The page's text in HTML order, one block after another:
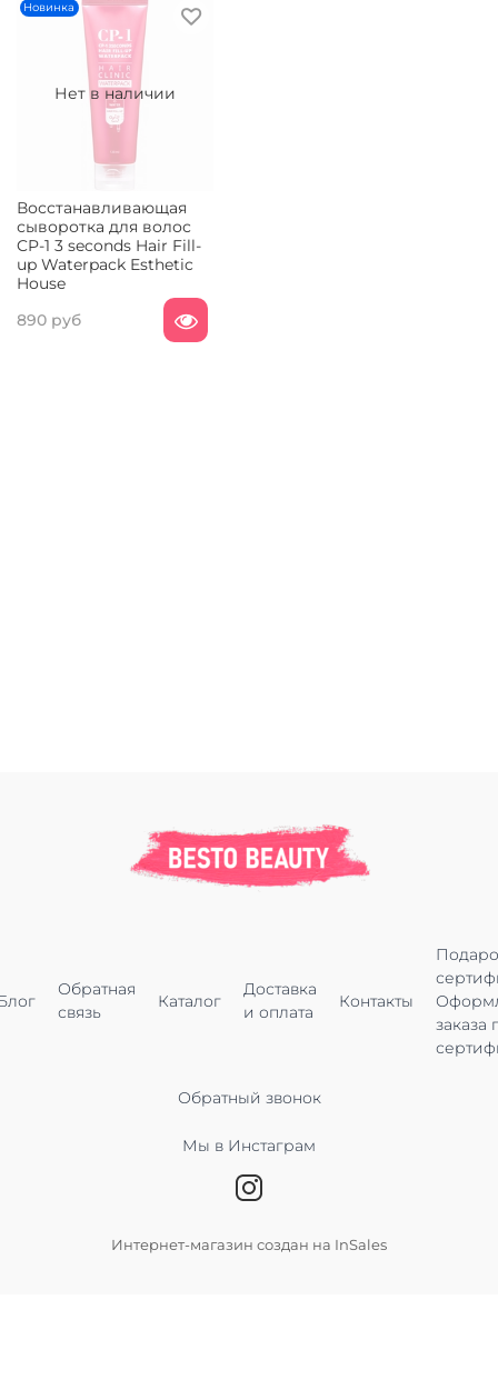
Нет в наличии
Новинка
Восстанавливающая
сыворотка для волос
CP-1 3 seconds Hair Fill-
up Waterpack Esthetic
House
890 руб
Обратная
связь
Каталог
Доставка
и оплата
Контакты
заказа
Обратный звонок
Мы в Инстаграм
Интернет-магазин создан на InSales